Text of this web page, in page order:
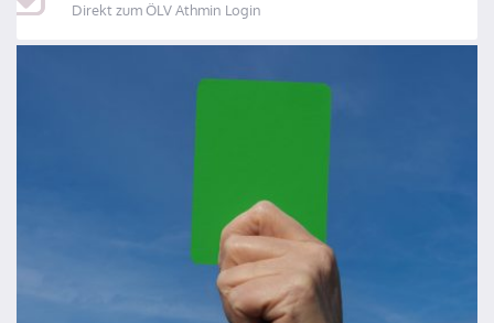
Direkt zum ÖLV Athmin Login